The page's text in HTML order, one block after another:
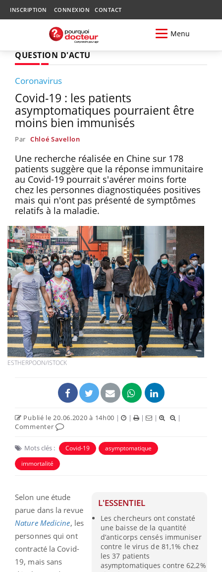
INSCRIPTION CONNEXION CONTACT
Menu
QUESTION D'ACTU
Coronavirus
Covid-19 : les patients
asymptomatiques pourraient être
moins bien immunisés
Par Chloé Savellon
Une recherche réalisée en Chine sur 178
patients suggère que la réponse immunitaire
au Covid-19 pourrait s'avérer moins forte
chez les personnes diagnostiquées positives
mais qui n'ont pas présenté de symptômes
relatifs à la maladie.
ESTHERPOON/ISTOCK
Publié le 20.06.2020 à 14h00 | | | |
|
Commenter
Mots clés : Covid-19
asymptomatique
immortalité
L'ESSENTIEL
Les chercheurs ont constaté
une baisse de la quantité
d’anticorps censés immuniser
contre le virus de 81,1% chez
les 37 patients
asymptomatiques contre 62,2%
Selon une étude
parue dans la revue
Nature Medicine, les
personnes qui ont
contracté la Covid-
19, mais sans